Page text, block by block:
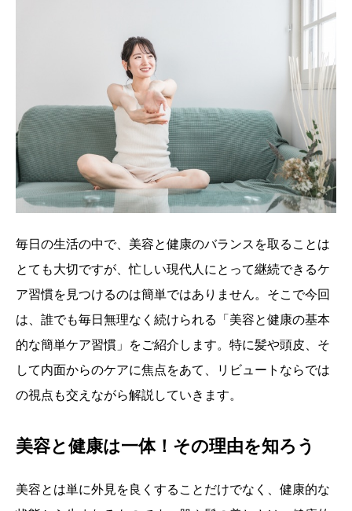
毎日の生活の中で、美容と健康のバランスを取ることは
とても大切ですが、忙しい現代人にとって継続できるケ
ア習慣を見つけるのは簡単ではありません。そこで今回
は、誰でも毎日無理なく続けられる「美容と健康の基本
的な簡単ケア習慣」をご紹介します。特に髪や頭皮、そ
して内面からのケアに焦点をあて、リビュートならでは
の視点も交えながら解説していきます。
美容と健康は一体！その理由を知ろう
美容とは単に外見を良くすることだけでなく、健康的な